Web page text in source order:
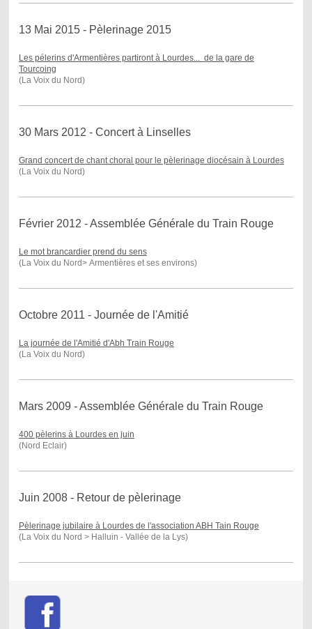
13 Mai 2015 - Pèlerinage 2015
Les pélerins d'Armentières partiront à Lourdes... de la gare de
Tourcoing
(La Voix du Nord)
30 Mars 2012 - Concert à Linselles
Grand concert de chant choral pour le pèlerinage diocésain à Lourdes
(La Voix du Nord)
Février 2012 - Assemblée Générale du Train Rouge
Le mot brancardier prend du sens
(La Voix du Nord> Armentières et ses environs )
Octobre 2011 - Journée de l'Amitié
La journée de l'Amitié d'Abh Train Rouge
(La Voix du Nord)
Mars 2009 - Assemblée Générale du Train Rouge
400 pèlerins à Lourdes en juin
(Nord Eclair)
Juin 2008 - Retour de pèlerinage
Pèlerinage jubilaire à Lourdes de l'association ABH Tain Rouge
(La Voix du Nord > Halluin - Vallée de la Lys)